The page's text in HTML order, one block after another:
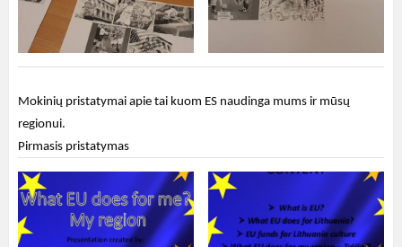
Mokinių pristatymai apie tai kuom ES naudinga mums ir mūsų
regionui.
Pirmasis pristatymas